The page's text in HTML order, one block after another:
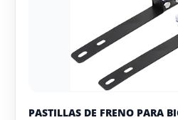
PASTILLAS DE FRENO PARA